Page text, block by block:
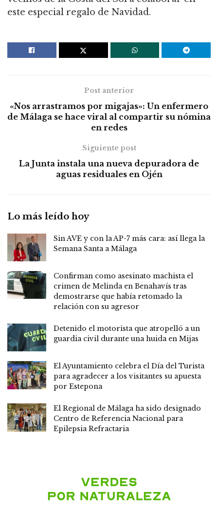
este especial regalo de Navidad.
Post anterior
«Nos arrastramos por migajas»: Un enfermero
de Málaga se hace viral al compartir su nómina
en redes
Siguiente post
La Junta instala una nueva depuradora de
aguas residuales en Ojén
Lo más leído hoy
Sin AVE y con la AP-7 más cara: así llega la
Semana Santa a Málaga
Confirman como asesinato machista el
crimen de Melinda en Benahavís tras
demostrarse que había retomado la
relación con su agresor
Detenido el motorista que atropelló a un
guardia civil durante una huida en Mijas
El Ayuntamiento celebra el Día del Turista
para agradecer a los visitantes su apuesta
por Estepona
El Regional de Málaga ha sido designado
Centro de Referencia Nacional para
Epilepsia Refractaria